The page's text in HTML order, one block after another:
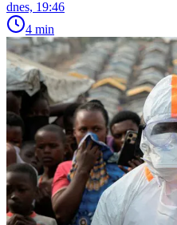
dnes, 19:46
4 min